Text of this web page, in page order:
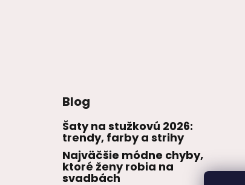
Blog
Šaty na stužkovú 2026:
trendy, farby a strihy
Najväčšie módne chyby,
ktoré ženy robia na
svadbách